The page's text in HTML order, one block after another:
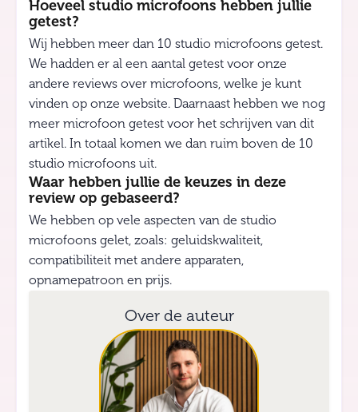
Hoeveel studio microfoons hebben jullie
getest?
Wij hebben meer dan 10 studio microfoons getest.
We hadden er al een aantal getest voor onze
andere reviews over microfoons, welke je kunt
vinden op onze website. Daarnaast hebben we nog
meer microfoon getest voor het schrijven van dit
artikel. In totaal komen we dan ruim boven de 10
studio microfoons uit.
Waar hebben jullie de keuzes in deze
review op gebaseerd?
We hebben op vele aspecten van de studio
microfoons gelet, zoals: geluidskwaliteit,
compatibiliteit met andere apparaten,
opnamepatroon en prijs.
Over de auteur